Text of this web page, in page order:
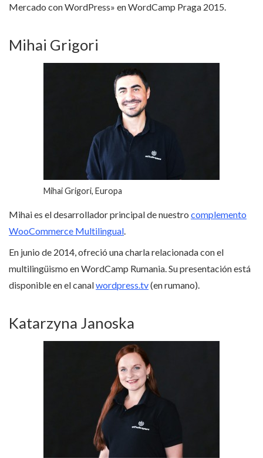
Mercado con WordPress» en WordCamp Praga 2015.
Mihai Grigori
Mihai Grigori, Europa
Mihai es el desarrollador principal de nuestro complemento
WooCommerce Multilingual
En junio de 2014, ofreció una charla relacionada con el
multilingüismo en WordCamp Rumania. Su presentación está
disponible en el canalwordpress.tv(en rumano).
Katarzyna Janoska